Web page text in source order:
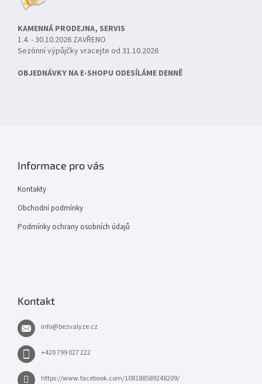
KAMENNÁ PRODEJNA, SERVIS
1.4. - 30.10.2026 ZAVŘENO
Sezónní výpůjčky vracejte od 31.10.2026
OBJEDNÁVKY NA E-SHOPU ODESÍLÁME DENNĚ
Informace pro vás
Kontakty
Obchodní podmínky
Podmínky ochrany osobních údajů
Kontakt
info@bezvalyze.cz
+420 799 027 222
https://www.facebook.com/108188589248209/